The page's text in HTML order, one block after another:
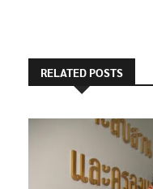
RELATED POSTS